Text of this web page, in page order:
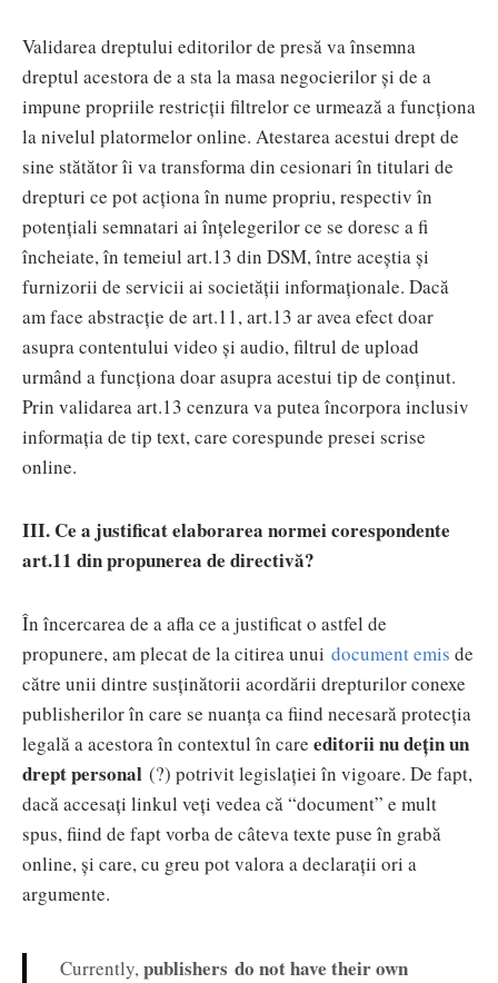
Validarea dreptului editorilor de presă va însemna
dreptul acestora de a sta la masa negocierilor și de a
impune propriile restricții filtrelor ce urmează a funcționa
la nivelul platormelor online. Atestarea acestui drept de
sine stătător îi va transforma din cesionari în titulari de
drepturi ce pot acționa în nume propriu, respectiv în
potențiali semnatari ai înțelegerilor ce se doresc a fi
încheiate, în temeiul art.13 din DSM, între aceștia și
furnizorii de servicii ai societății informaționale. Dacă
am face abstracție de art.11, art.13 ar avea efect doar
asupra contentului video și audio, filtrul de upload
urmând a funcționa doar asupra acestui tip de conținut.
Prin validarea art.13 cenzura va putea încorpora inclusiv
informația de tip text, care corespunde presei scrise
online.
III. Ce a justificat elaborarea normei corespondente
art.11 din propunerea de directivă?
În încercarea de a afla ce a justificat o astfel de
propunere, am plecat de la citirea unui document emis de
către unii dintre susținătorii acordării drepturilor conexe
publisherilor în care se nuanța ca fiind necesară protecția
legală a acestora în contextul în care editorii nu dețin un
drept personal (?) potrivit legislației în vigoare. De fapt,
dacă accesați linkul veți vedea că “document” e mult
spus, fiind de fapt vorba de câteva texte puse în grabă
online, și care, cu greu pot valora a declarații ori a
argumente.
Currently,publishers do not have their own